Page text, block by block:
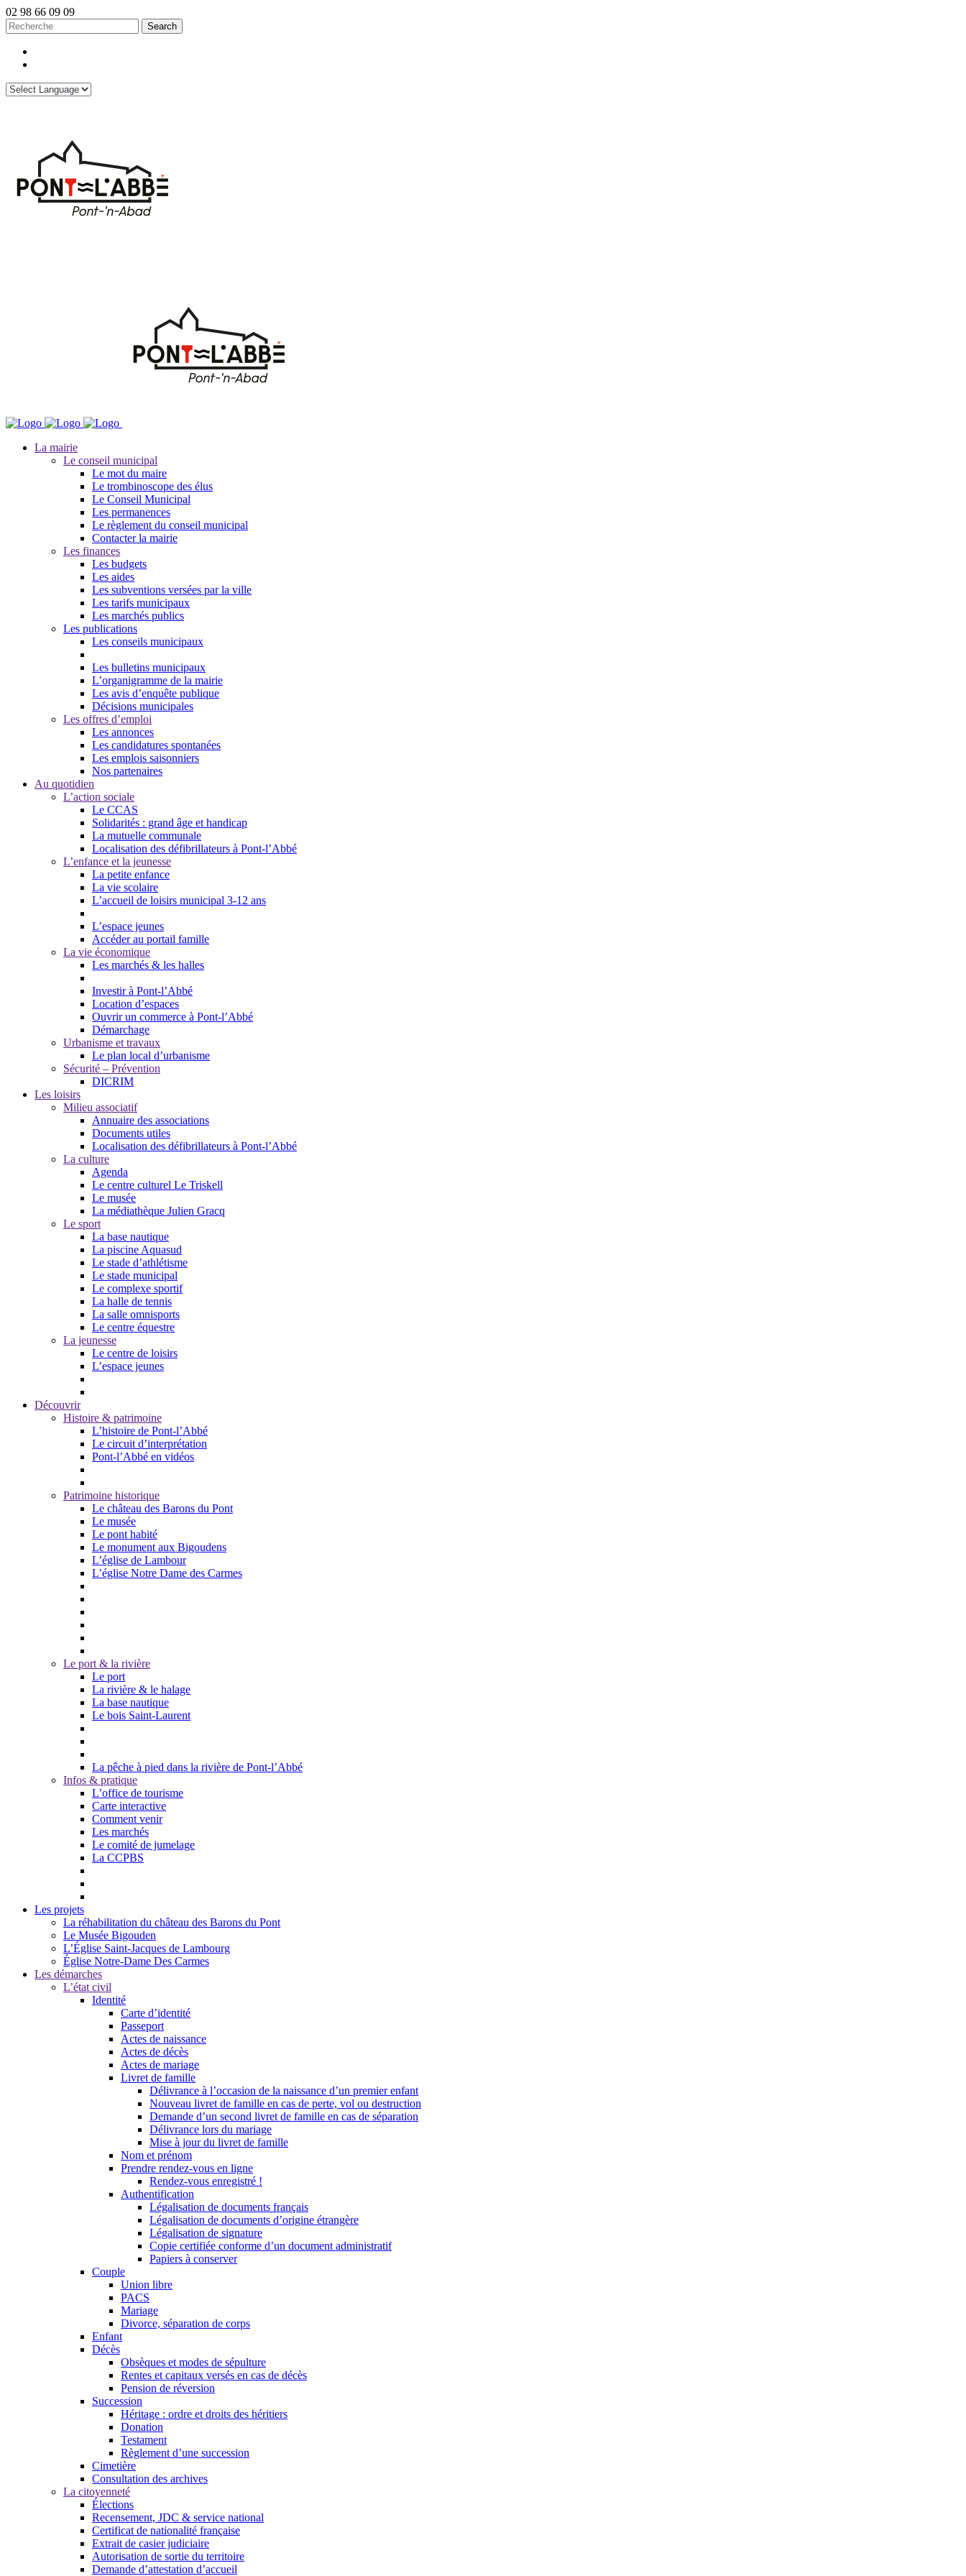
02 98 66 09 09
La mairie
Le conseil municipal
Le mot du maire
Le trombinoscope des élus
Le Conseil Municipal
Les permanences
Le règlement du conseil municipal
Contacter la mairie
Les finances
Les budgets
Les aides
Les subventions versées par la ville
Les tarifs municipaux
Les marchés publics
Les publications
Les conseils municipaux
Les bulletins municipaux
L’organigramme de la mairie
Les avis d’enquête publique
Décisions municipales
Les offres d’emploi
Les annonces
Les candidatures spontanées
Les emplois saisonniers
Nos partenaires
Au quotidien
L’action sociale
Le CCAS
Solidarités : grand âge et handicap
La mutuelle communale
Localisation des défibrillateurs à Pont-l’Abbé
L’enfance et la jeunesse
La petite enfance
La vie scolaire
L’accueil de loisirs municipal 3-12 ans
L’espace jeunes
Accéder au portail famille
La vie économique
Les marchés & les halles
Investir à Pont-l’Abbé
Location d’espaces
Ouvrir un commerce à Pont-l’Abbé
Démarchage
Urbanisme et travaux
Le plan local d’urbanisme
Sécurité – Prévention
DICRIM
Les loisirs
Milieu associatif
Annuaire des associations
Documents utiles
Localisation des défibrillateurs à Pont-l’Abbé
La culture
Agenda
Le centre culturel Le Triskell
Le musée
La médiathèque Julien Gracq
Le sport
La base nautique
La piscine Aquasud
Le stade d’athlétisme
Le stade municipal
Le complexe sportif
La halle de tennis
La salle omnisports
Le centre équestre
La jeunesse
Le centre de loisirs
L’espace jeunes
Découvrir
Histoire & patrimoine
L’histoire de Pont-l’Abbé
Le circuit d’interprétation
Pont-l’Abbé en vidéos
Patrimoine historique
Le château des Barons du Pont
Le musée
Le pont habité
Le monument aux Bigoudens
L’église de Lambour
L’église Notre Dame des Carmes
Le port & la rivière
Le port
La rivière & le halage
La base nautique
Le bois Saint-Laurent
La pêche à pied dans la rivière de Pont-l’Abbé
Infos & pratique
L’office de tourisme
Carte interactive
Comment venir
Les marchés
Le comité de jumelage
La CCPBS
Les projets
La réhabilitation du château des Barons du Pont
Le Musée Bigouden
L’Église Saint-Jacques de Lambourg
Église Notre-Dame Des Carmes
Les démarches
L’état civil
Identité
Carte d’identité
Passeport
Actes de naissance
Actes de décès
Actes de mariage
Livret de famille
Délivrance à l’occasion de la naissance d’un premier enfant
Nouveau livret de famille en cas de perte, vol ou destruction
Demande d’un second livret de famille en cas de séparation
Délivrance lors du mariage
Mise à jour du livret de famille
Nom et prénom
Prendre rendez-vous en ligne
Rendez-vous enregistré !
Authentification
Légalisation de documents français
Légalisation de documents d’origine étrangère
Légalisation de signature
Copie certifiée conforme d’un document administratif
Papiers à conserver
Couple
Union libre
PACS
Mariage
Divorce, séparation de corps
Enfant
Décès
Obsèques et modes de sépulture
Rentes et capitaux versés en cas de décès
Pension de réversion
Succession
Héritage : ordre et droits des héritiers
Donation
Testament
Règlement d’une succession
Cimetière
Consultation des archives
La citoyenneté
Élections
Recensement, JDC & service national
Certificat de nationalité française
Extrait de casier judiciaire
Autorisation de sortie du territoire
Demande d’attestation d’accueil